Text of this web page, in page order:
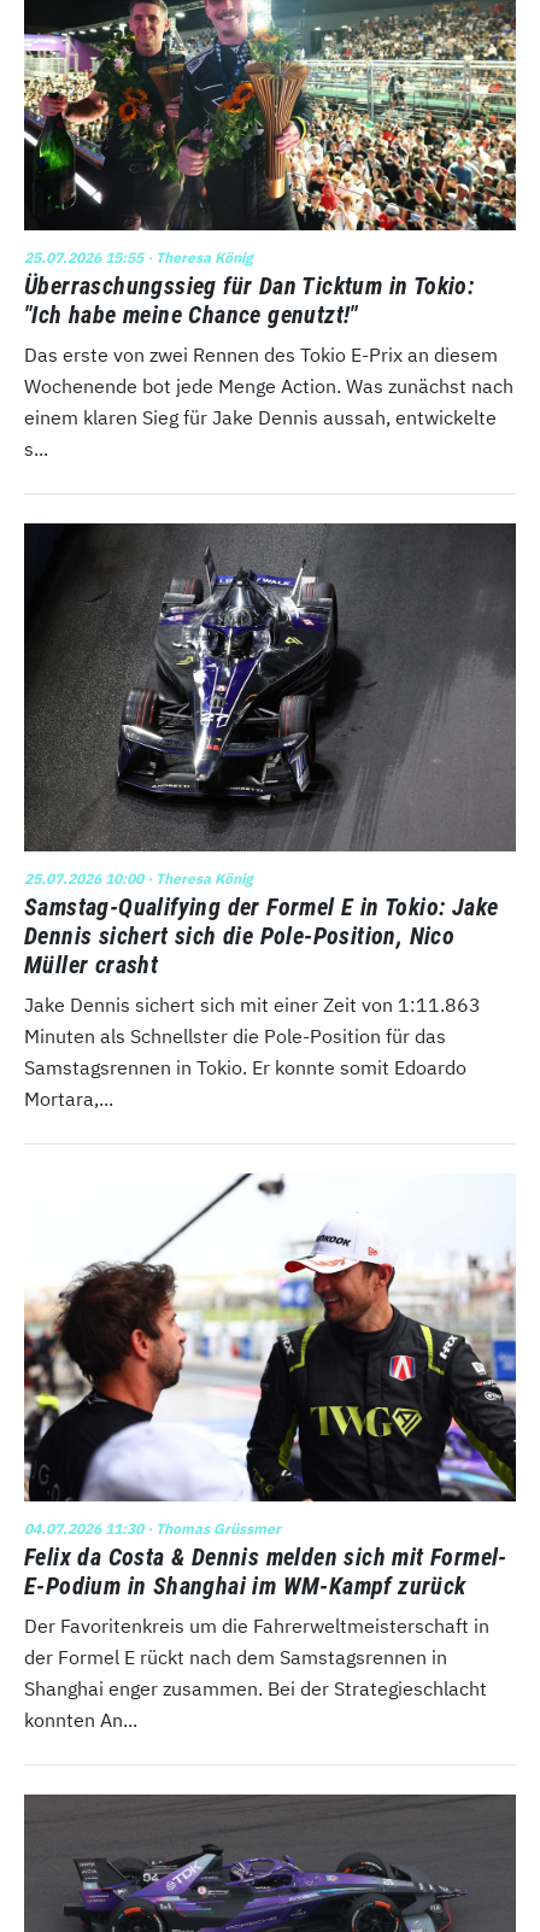
25.07.2026 15:55· Theresa König
Überraschungssieg für Dan Ticktum in Tokio:
"Ich habe meine Chance genutzt!"
Das erste von zwei Rennen des Tokio E-Prix an diesem
Wochenende bot jede Menge Action. Was zunächst nach
einem klaren Sieg für Jake Dennis aussah, entwickelte
s...
25.07.2026 10:00· Theresa König
Samstag-Qualifying der Formel E in Tokio: Jake
Dennis sichert sich die Pole-Position, Nico
Müller crasht
Jake Dennis sichert sich mit einer Zeit von 1:11.863
Minuten als Schnellster die Pole-Position für das
Samstagsrennen in Tokio. Er konnte somit Edoardo
Mortara,...
04.07.2026 11:30· Thomas Grüssmer
Felix da Costa & Dennis melden sich mit Formel-
E-Podium in Shanghai im WM-Kampf zurück
Der Favoritenkreis um die Fahrerweltmeisterschaft in
der Formel E rückt nach dem Samstagsrennen in
Shanghai enger zusammen. Bei der Strategieschlacht
konnten An...